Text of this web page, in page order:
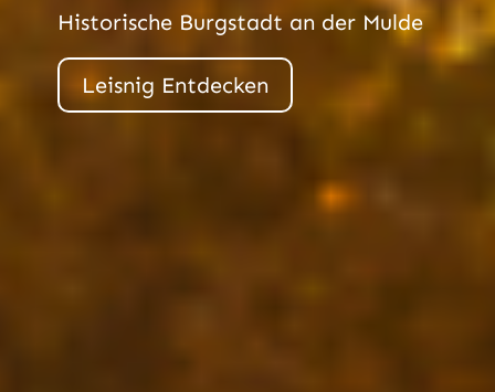
Historische Burgstadt an der Mulde
Leisnig Entdecken